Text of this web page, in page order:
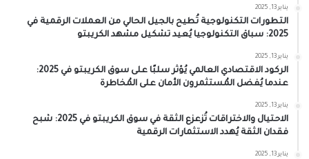
يناير 13, 2025
التطورات التكنولوجية تُطيح بالجيل الحالي من العملات الرقمية في
2025: سباق التكنولوجيا يُعيد تشكيل مشهد الكريبتو
يناير 13, 2025
الركود الاقتصادي العالمي يُؤثر سلبًا على سوق الكريبتو في 2025:
عندما يُفضل المُستثمرون الأمان على المُخاطرة
يناير 13, 2025
الاحتيال والاختراقات تُزعزع الثقة في سوق الكريبتو في 2025: شبح
فقدان الثقة يُهدد الاستثمارات الرقمية
يناير 13, 2025